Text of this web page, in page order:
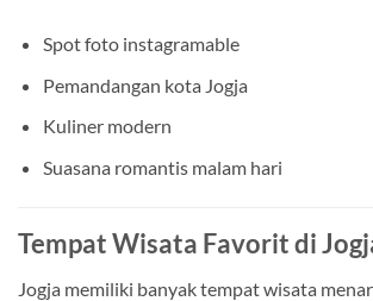
Spot foto instagramable
Pemandangan kota Jogja
Kuliner modern
Suasana romantis malam hari
Tempat Wisata Favorit di
Jogja memiliki banyak tempat wisata